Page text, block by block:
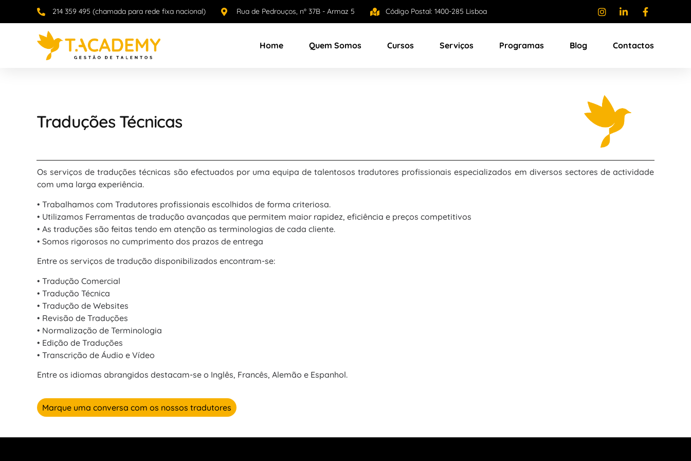
214 359 495 (chamada para rede fixa nacional) Rua de Pedrouços, nº 37B - Armaz 5 Código Postal: 1400-285 Lisboa
Home Quem Somos Cursos Serviços Programas Blog Contactos
Traduções Técnicas
Os serviços de traduções técnicas são efectuados por uma equipa de talentosos tradutores profissionais especializados em diversos sectores de actividade
com uma larga experiência.
• Trabalhamos com Tradutores profissionais escolhidos de forma criteriosa.
• Utilizamos Ferramentas de tradução avançadas que permitem maior rapidez, eficiência e preços competitivos
• As traduções são feitas tendo em atenção as terminologias de cada cliente.
• Somos rigorosos no cumprimento dos prazos de entrega
Entre os serviços de tradução disponibilizados encontram-se:
• Tradução Comercial
• Tradução Técnica
• Tradução de Websites
• Revisão de Traduções
• Normalização de Terminologia
• Edição de Traduções
• Transcrição de Áudio e Vídeo
Entre os idiomas abrangidos destacam-se o Inglês, Francês, Alemão e Espanhol.
Marque uma conversa com os nossos tradutores